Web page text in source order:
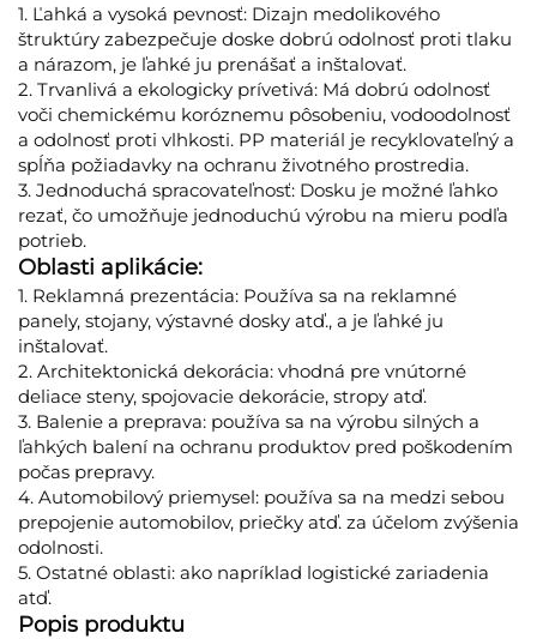
1. Ľahká a vysoká pevnosť: Dizajn medolikového
štruktúry zabezpečuje doske dobrú odolnosť proti tlaku
a nárazom, je ľahké ju prenášať a inštalovať.
2. Trvanlivá a ekologicky prívetivá: Má dobrú odolnosť
voči chemickému koróznemu pôsobeniu, vodoodolnosť
a odolnosť proti vlhkosti. PP materiál je recyklovateľný a
spĺňa požiadavky na ochranu životného prostredia.
3. Jednoduchá spracovateľnosť: Dosku je možné ľahko
rezať, čo umožňuje jednoduchú výrobu na mieru podľa
potrieb.
Oblasti aplikácie:
1. Reklamná prezentácia: Používa sa na reklamné
panely, stojany, výstavné dosky atď., a je ľahké ju
inštalovať.
2. Architektonická dekorácia: vhodná pre vnútorné
deliace steny, spojovacie dekorácie, stropy atď.
3. Balenie a preprava: používa sa na výrobu silných a
ľahkých balení na ochranu produktov pred poškodením
počas prepravy.
4. Automobilový priemysel: používa sa na medzi sebou
prepojenie automobilov, priečky atď. za účelom zvýšenia
odolnosti.
5. Ostatné oblasti: ako napríklad logistické zariadenia
atď.
Popis produktu